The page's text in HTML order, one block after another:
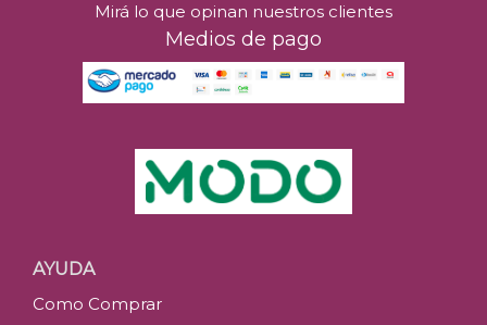
Mirá lo que opinan nuestros clientes
Medios de pago
AYUDA
Como Comprar